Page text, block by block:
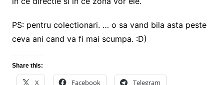
PS: pentru colectionari. … o sa vand bila asta peste
ceva ani cand va fi mai scumpa. :D)
Share this:
X Facebook Telegram